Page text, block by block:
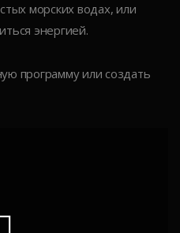
морских водах, или
энергией.
программу или создать